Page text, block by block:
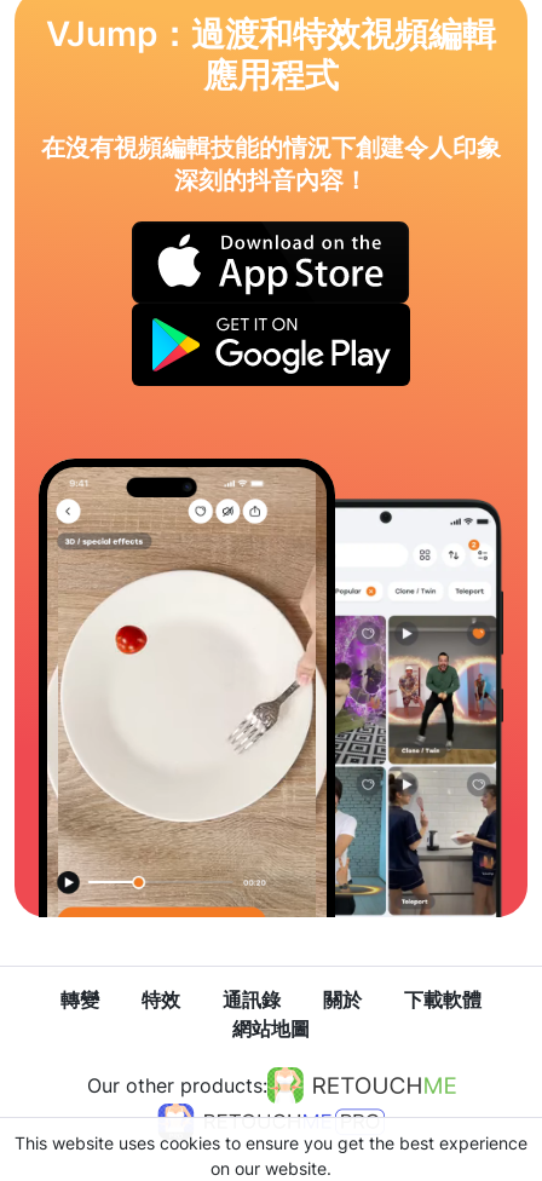
VJump：過渡和特效視頻編輯
應用程式
在沒有視頻編輯技能的情況下創建令人印象
深刻的抖音內容！
轉變 特效 通訊錄 關於
下載軟體
網站地圖
Our other products:
This website uses cookies to ensure you get the best experience
on our website.